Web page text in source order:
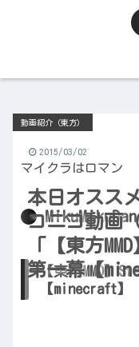
本日オスス
コニコ動画
「【東方
第一幕【
動画紹介（東方）
2015/03/02
マイクラはロマン
【東方MMD】
【minecraft】